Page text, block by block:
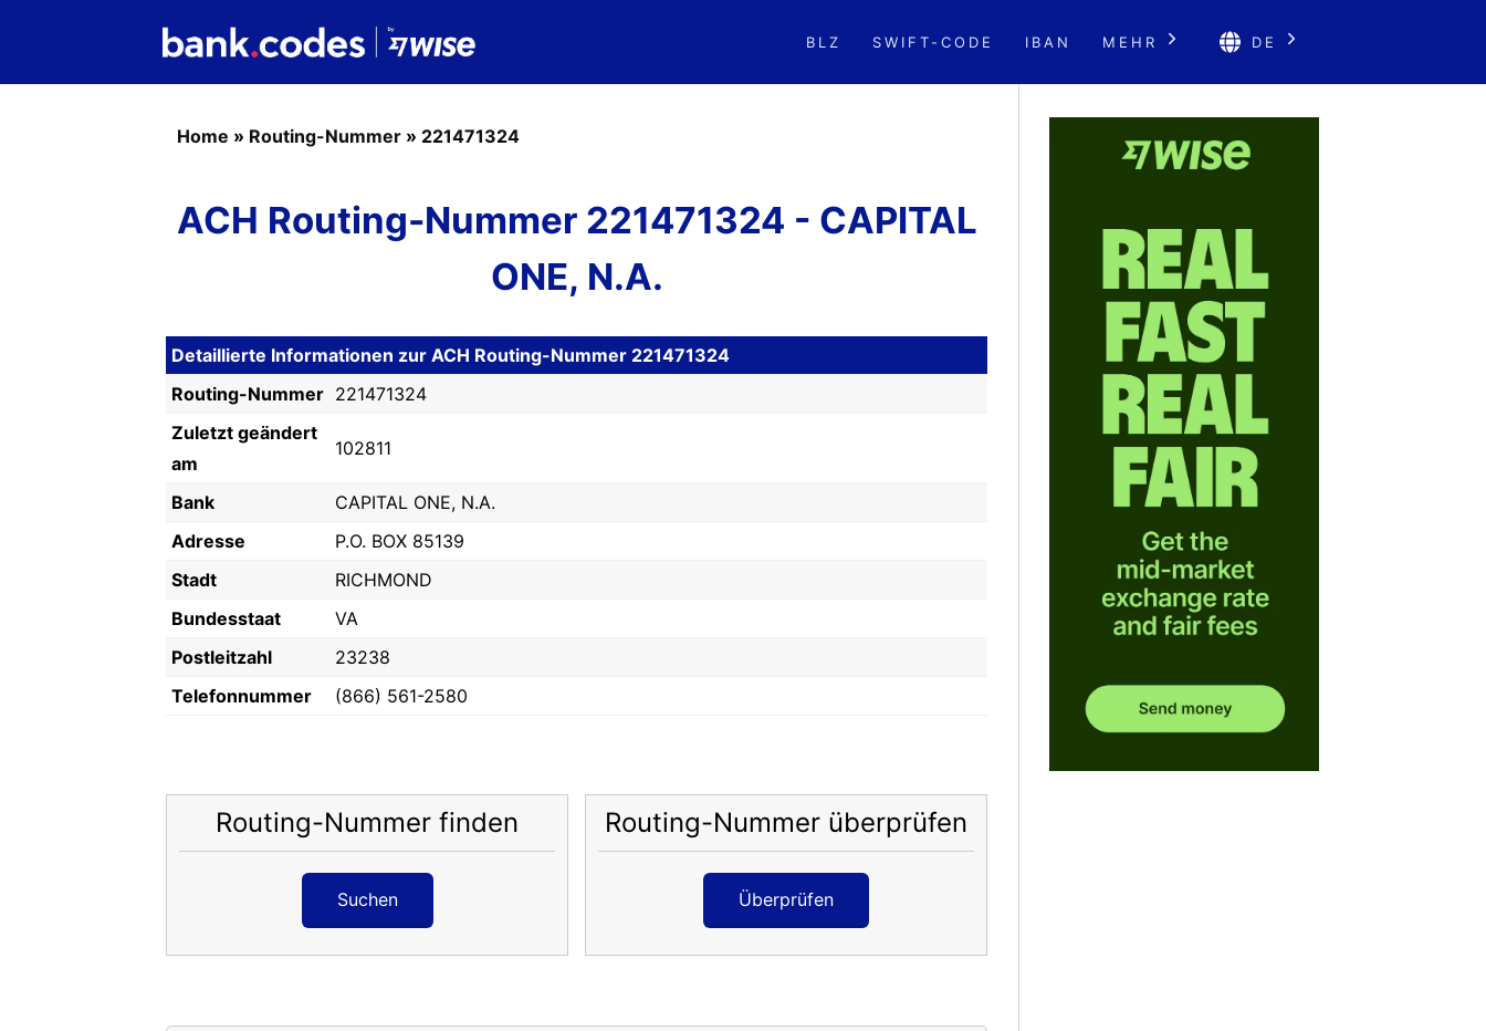
BLZ SWIFT-CODE IBAN MEHR DE
Home » Routing-Nummer » 221471324
ACH Routing-Nummer 221471324 - CAPITAL
ONE, N.A.
Detaillierte Informationen zur ACH Routing-Nummer 221471324
Routing-Nummer 221471324
Zuletzt geändert
am
102811
Bank
CAPITAL ONE, N.A.
Adresse
P.O. BOX 85139
Stadt
RICHMOND
Bundesstaat
VA
Postleitzahl
23238
Telefonnummer
(866) 561-2580
Routing-Nummer finden
Suchen
Routing-Nummer überprüfen
Überprüfen